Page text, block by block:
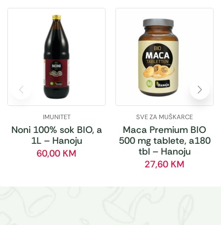
IMUNITET
Noni 100% sok BIO, a
1L – Hanoju
60,00 KM
SVE ZA MUŠKARCE
Maca Premium BIO
500 mg tablete, a180
tbl – Hanoju
27,60 KM